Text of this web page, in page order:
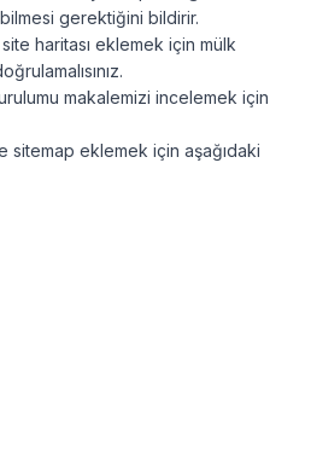
gerektiğini bildirir.
haritası eklemek için mülk
makalemizi incelemek için
sitemap eklemek için aşağıdaki